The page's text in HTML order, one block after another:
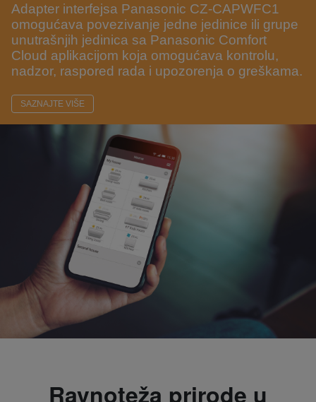
Adapter interfejsa Panasonic CZ-CAPWFC1
omogućava povezivanje jedne jedinice ili grupe
unutrašnjih jedinica sa Panasonic Comfort
Cloud aplikacijom koja omogućava kontrolu,
nadzor, raspored rada i upozorenja o greškama.
SAZNAJTE VIŠE
Ravnoteža prirode u